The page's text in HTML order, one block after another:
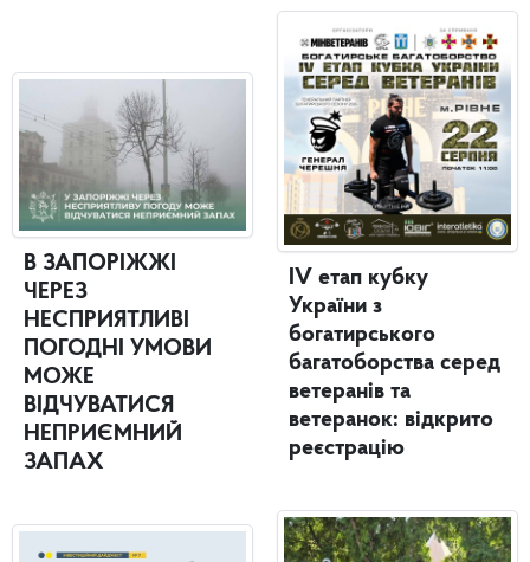
В ЗАПОРІЖЖІ
ЧЕРЕЗ
НЕСПРИЯТЛИВІ
ПОГОДНІ УМОВИ
МОЖЕ
ВІДЧУВАТИСЯ
НЕПРИЄМНИЙ
ЗАПАХ
IV етап кубку
України з
богатирського
багатоборства серед
ветеранів та
ветеранок: відкрито
реєстрацію